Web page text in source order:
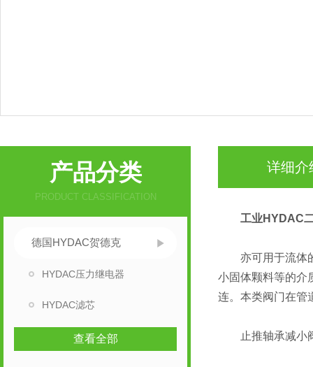
产品分类
PRODUCT CLASSIFICATION
德国HYDAC贺德克
HYDAC压力继电器
HYDAC滤芯
查看全部
详细介
工业HYDAC
亦可用于流体的
小固体颗料等的介
连。本类阀门在管
止推轴承减小阀